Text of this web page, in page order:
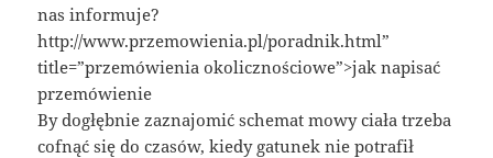
nas informuje?
http://www.przemowienia.pl/poradnik.html”
title=”przemówienia okolicznościowe”>jak napisać
przemówienie
By dogłębnie zaznajomić schemat mowy ciała trzeba
cofnąć się do czasów, kiedy gatunek nie potrafił